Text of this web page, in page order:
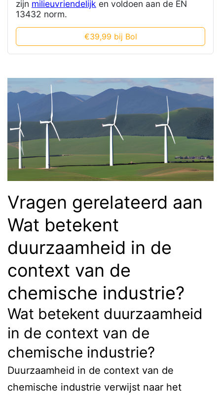
zijn milieuvriendelijk en voldoen aan de EN
13432 norm.
€39,99 bij Bol
Vragen gerelateerd aan
Wat betekent
duurzaamheid in de
context van de
chemische industrie?
Wat betekent duurzaamheid
in de context van de
chemische industrie?
Duurzaamheid in de context van de
chemische industrie verwijst naar het